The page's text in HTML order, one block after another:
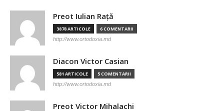
Preot Iulian Raţă
3878 ARTICOLE 6 COMENTARII
http://www.ortodoxia.md
Diacon Victor Casian
581 ARTICOLE 5 COMENTARII
http://www.ortodoxia.md
Preot Victor Mihalachi